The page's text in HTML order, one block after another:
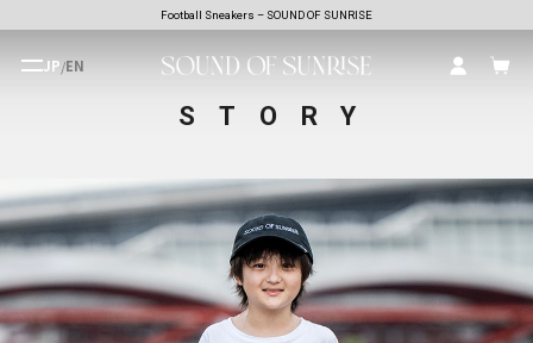
Football Sneakers – SOUND OF SUNRISE
JP/EN
STORY